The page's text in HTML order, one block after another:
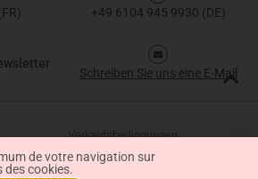
+49 6104 945 9930 (DE)
Schreiben Sie uns eine E-Mail
Verkaufsbedingungen
Bestimmungen
de votre navigation sur
des cookies.